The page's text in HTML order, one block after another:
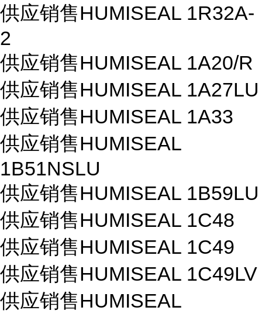
供应销售HUMISEAL 1R32A-
2
供应销售HUMISEAL 1A20/R
供应销售HUMISEAL 1A27LU
供应销售HUMISEAL 1A33
供应销售HUMISEAL
1B51NSLU
供应销售HUMISEAL 1B59LU
供应销售HUMISEAL 1C48
供应销售HUMISEAL 1C49
供应销售HUMISEAL 1C49LV
供应销售HUMISEAL